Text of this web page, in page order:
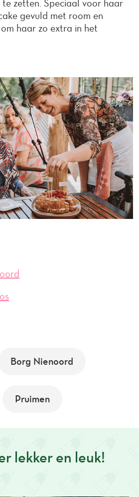
zetten. Speciaal voor haar
gevuld met room en
haar zo extra in het
Borg Nienoord
Pruimen
lekker en leuk!